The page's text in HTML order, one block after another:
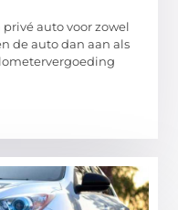
auto voor zowel
de auto dan aan als